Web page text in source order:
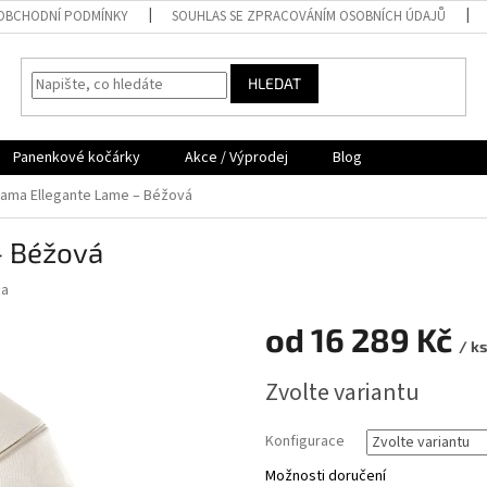
PODMÍNKY SOUHLAS SE ZPRACOVÁNÍM OSOBNÍCH ÚDAJŮ
HLEDAT
Panenkové kočárky Akce / Výprodej
Blog
Ellegante Lame – Béžová
Béžová
od 16 289 Kč / ks
cena:
Zvolte variantu
Konfigurace
Možnosti doručení